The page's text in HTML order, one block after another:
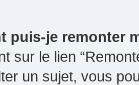
puis-je remonter
sur le lien
un sujet, vous